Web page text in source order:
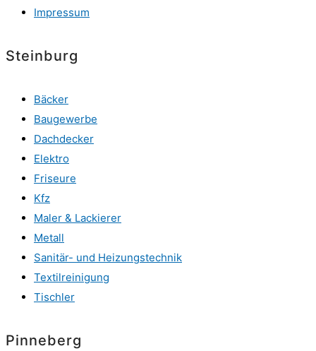
Impressum
Steinburg
Bäcker
Baugewerbe
Dachdecker
Elektro
Friseure
Kfz
Maler & Lackierer
Metall
Sanitär- und Heizungstechnik
Textilreinigung
Tischler
Pinneberg